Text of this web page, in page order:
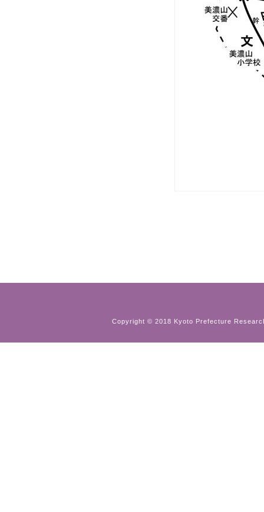
Copyright © 2018 Kyoto Prefecture